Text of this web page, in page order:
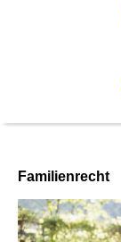
Familienrecht